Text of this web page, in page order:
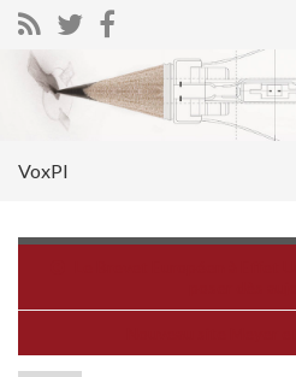
Search for:
VoxPI